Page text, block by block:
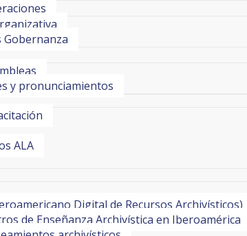
Gobernanza
y pronunciamientos
ALA
Digital de Recursos Archivísticos)
de Enseñanza Archivística en Iberoamérica